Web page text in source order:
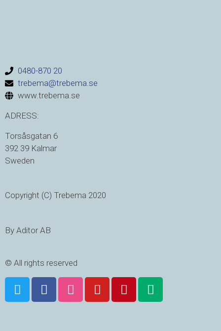
0480-870 20
trebema@trebema.se
www.trebema.se
ADRESS:
Torsåsgatan 6
392 39 Kalmar
Sweden
Copyright (C) Trebema 2020
By Aditor AB
© All rights reserved